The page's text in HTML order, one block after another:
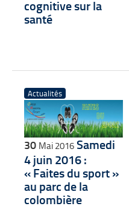
cognitive sur la
santé
Actualités
30 Mai 2016Samedi
4 juin 2016 :
« Faites du sport »
au parc de la
colombière